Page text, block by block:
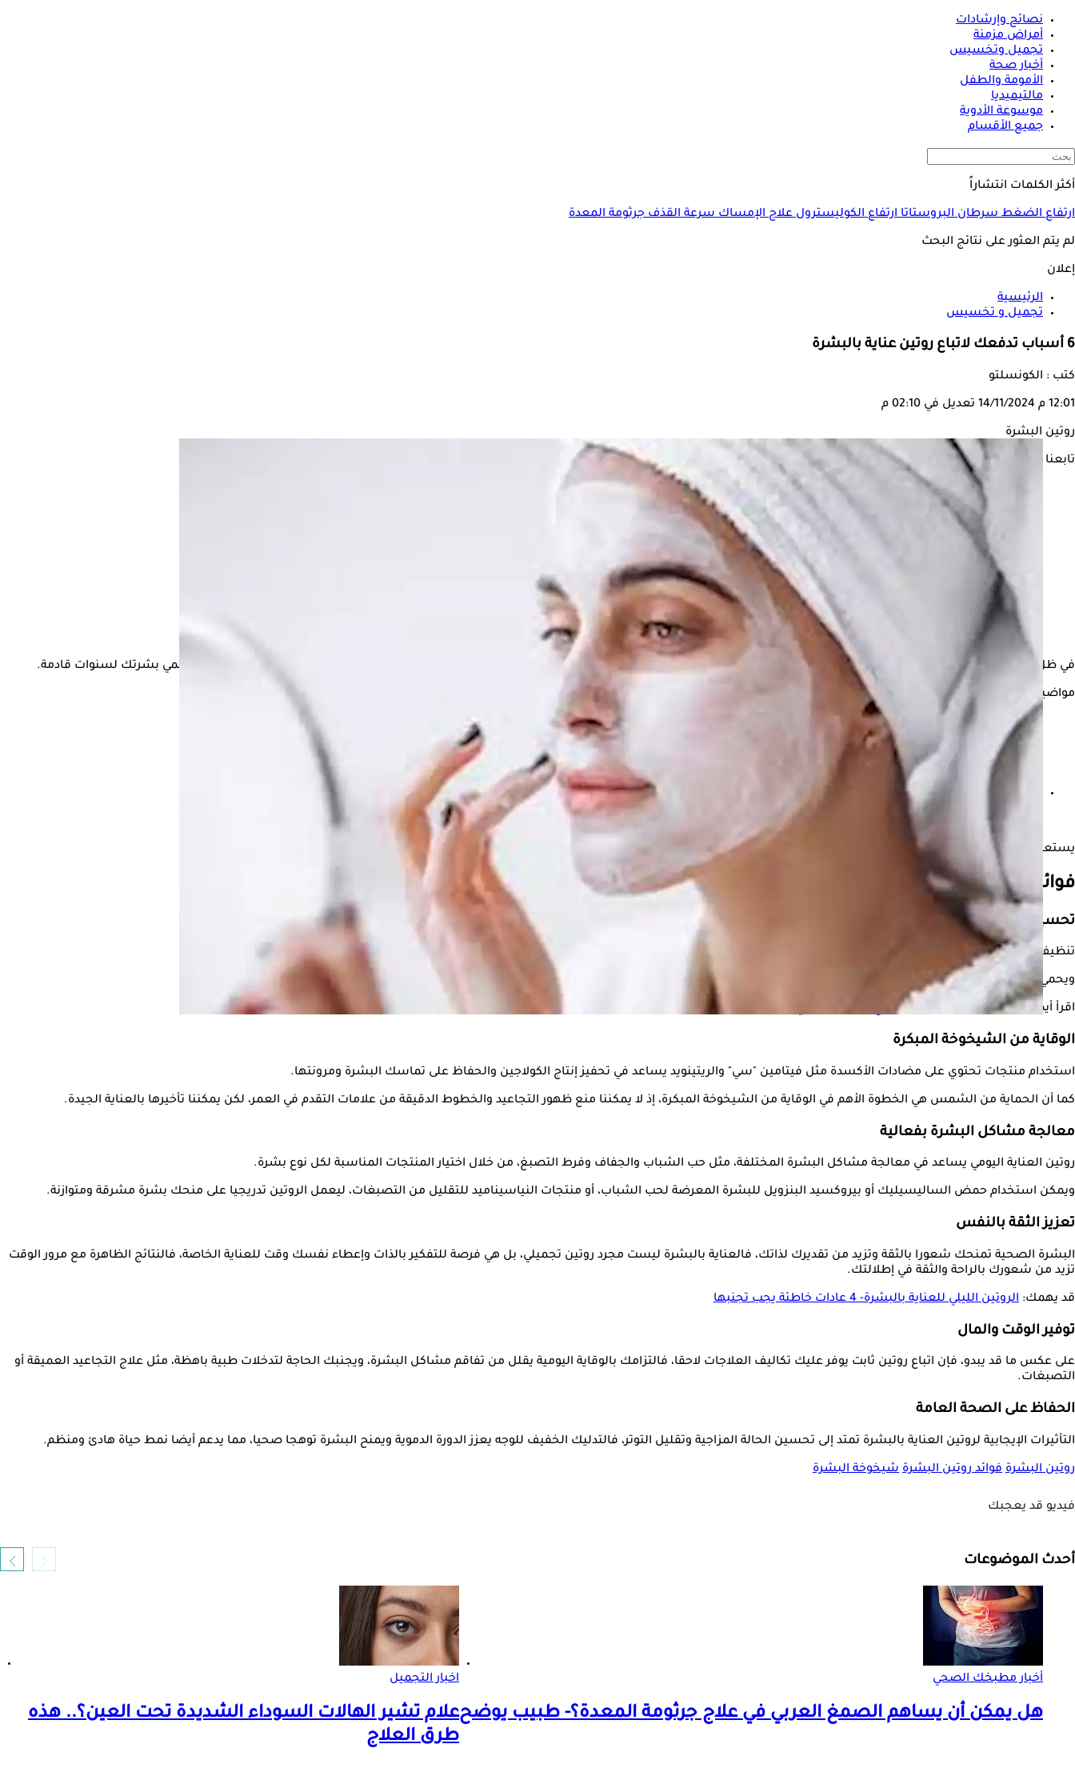
نصائح وإرشادات
أمراض مزمنة
تجميل وتخسيس
أخبار صحة
الأمومة والطفل
مالتيميديا
موسوعة الأدوية
جميع الأقسام
أكثر الكلمات انتشاراً
ارتفاع الضغطسرطان البروستاتاارتفاع الكوليسترولعلاج الإمساكسرعة القذفجرثومة المعدة
لم يتم العثور على نتائج البحث
إعلان
الرئيسية
تجميل و تخسيس
6 أسباب تدفعك لاتباع روتين عناية بالبشرة
كتب : الكونسلتو
12:01 م 14/11/2024 تعديل في 02:10 م
روتين البشرة
تابعنا على
في ظل التلوث والإجهاد وضغوط الحياة العصرية، أصبحت الحاجة لرعاية البشرة ضرورة وليست مجرد رفاهية، إذ أن الالتزام بـ"روتين العناية اليومي" يمنحك إشراقة طبيعية ويحمي بشرتك لسنوات قادمة.
مواضيع ذات صلة
يستعرض "الكونسلتو"، في التقرير التالي، دليلا حول أهمية اتباع روتين ثابت للعناية بالبشرة وأبرز فوائده، وفق تقرير لـ "Only my health".
فوائد روتين العناية بالبشرة
تحسين صحة البشرة
تنظيف البشرة يوميا وترطيبها، واستخدام واقي الشمس، يساعد في الحفاظ على نظافة بشرتك وحمايتها من انسداد المسام وظهور حب الشباب.
ويحمي واقي الشمس البشرة من الأضرار الناجمة عن الأشعة فوق البنفسجية، والتي قد تسبب الشيخوخة المبكرة وأمراض الجلد.
اقرأ أيضًا:بشرتِك سر جمالِك- 6 نصائح للعناية بها في الصيف
الوقاية من الشيخوخة المبكرة
استخدام منتجات تحتوي على مضادات الأكسدة مثل فيتامين "سي" والريتينويد يساعد في تحفيز إنتاج الكولاجين والحفاظ على تماسك البشرة ومرونتها.
كما أن الحماية من الشمس هي الخطوة الأهم في الوقاية من الشيخوخة المبكرة، إذ لا يمكننا منع ظهور التجاعيد والخطوط الدقيقة من علامات التقدم في العمر، لكن يمكننا تأخيرها بالعناية الجيدة.
معالجة مشاكل البشرة بفعالية
روتين العناية اليومي يساعد في معالجة مشاكل البشرة المختلفة، مثل حب الشباب والجفاف وفرط التصبغ، من خلال اختيار المنتجات المناسبة لكل نوع بشرة.
ويمكن استخدام حمض الساليسيليك أو بيروكسيد البنزويل للبشرة المعرضة لحب الشباب، أو منتجات النياسيناميد للتقليل من التصبغات، ليعمل الروتين تدريجيا على منحك بشرة مشرقة ومتوازنة.
تعزيز الثقة بالنفس
البشرة الصحية تمنحك شعورا بالثقة وتزيد من تقديرك لذاتك، فالعناية بالبشرة ليست مجرد روتين تجميلي، بل هي فرصة للتفكير بالذات وإعطاء نفسك وقت للعناية الخاصة، فالنتائج الظاهرة مع مرور الوقت
تزيد من شعورك بالراحة والثقة في إطلالتك.
قد يهمك: الروتين الليلي للعناية بالبشرة- 4 عادات خاطئة يجب تجنبها
توفير الوقت والمال
على عكس ما قد يبدو، فإن اتباع روتين ثابت يوفر عليك تكاليف العلاجات لاحقا، فالتزامك بالوقاية اليومية يقلل من تفاقم مشاكل البشرة، ويجنبك الحاجة لتدخلات طبية باهظة، مثل علاج التجاعيد العميقة أو
التصبغات.
الحفاظ على الصحة العامة
التأثيرات الإيجابية لروتين العناية بالبشرة تمتد إلى تحسين الحالة المزاجية وتقليل التوتر، فالتدليك الخفيف للوجه يعزز الدورة الدموية ويمنح البشرة توهجا صحيا، مما يدعم أيضا نمط حياة هادئ ومنظم.
روتين البشرة فوائد روتين البشرة شيخوخة البشرة
فيديو قد يعجبك
أحدث الموضوعات
أخبار مطبخك الصحي
هل يمكن أن يساهم الصمغ العربي في علاج جرثومة المعدة؟- طبيب يوضح
اخبار التجميل
علام تشير الهالات السوداء الشديدة تحت العين؟.. هذه
طرق العلاج